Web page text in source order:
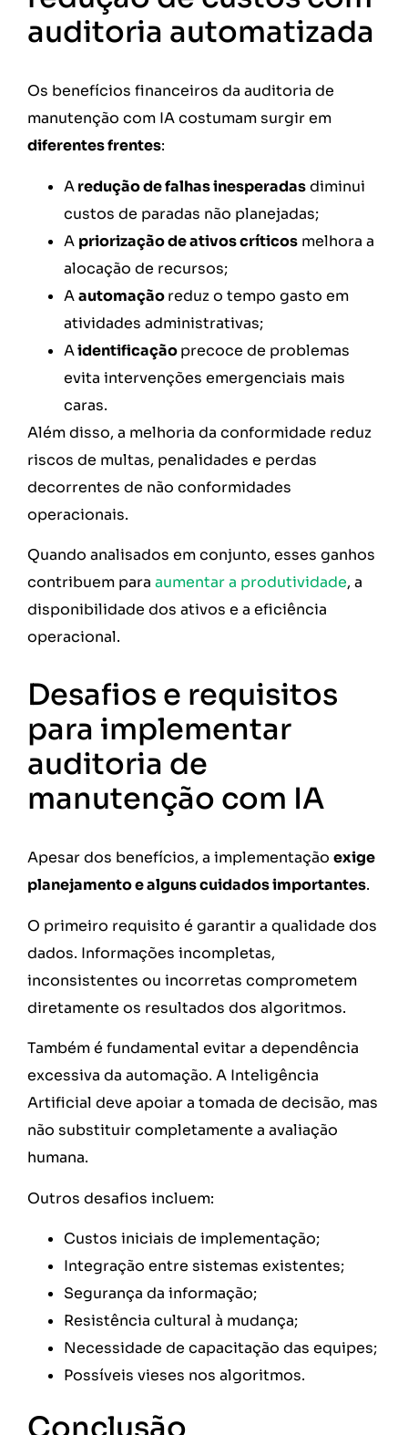
auditoria automatizada
Os benefícios financeiros da auditoria de
manutenção com IA costumam surgir em
diferentes frentes:
Aredução de falhas inesperadasdiminui
custos de paradas não planejadas;
A priorização de ativos críticos melhora a
alocação de recursos;
Aautomaçãoreduz o tempo gasto em
atividades administrativas;
Aidentificaçãoprecoce de problemas
evita intervenções emergenciais mais
caras.
Além disso, a melhoria da conformidade reduz
riscos de multas, penalidades e perdas
decorrentes de não conformidades
operacionais.
Quando analisados em conjunto, esses ganhos
contribuem para aumentar a produtividade, a
disponibilidade dos ativos e a eficiência
operacional.
Desafios e requisitos
para implementar
auditoria de
manutenção com IA
Apesar dos benefícios, a implementação exige
planejamento e alguns cuidados importantes.
O primeiro requisito é garantir a qualidade dos
dados. Informações incompletas,
inconsistentes ou incorretas comprometem
diretamente os resultados dos algoritmos.
Também é fundamental evitar a dependência
excessiva da automação. A Inteligência
Artificial deve apoiar a tomada de decisão, mas
não substituir completamente a avaliação
humana.
Outros desafios incluem:
Custos iniciais de implementação;
Integração entre sistemas existentes;
Segurança da informação;
Resistência cultural à mudança;
Necessidade de capacitação das equipes;
Possíveis vieses nos algoritmos.